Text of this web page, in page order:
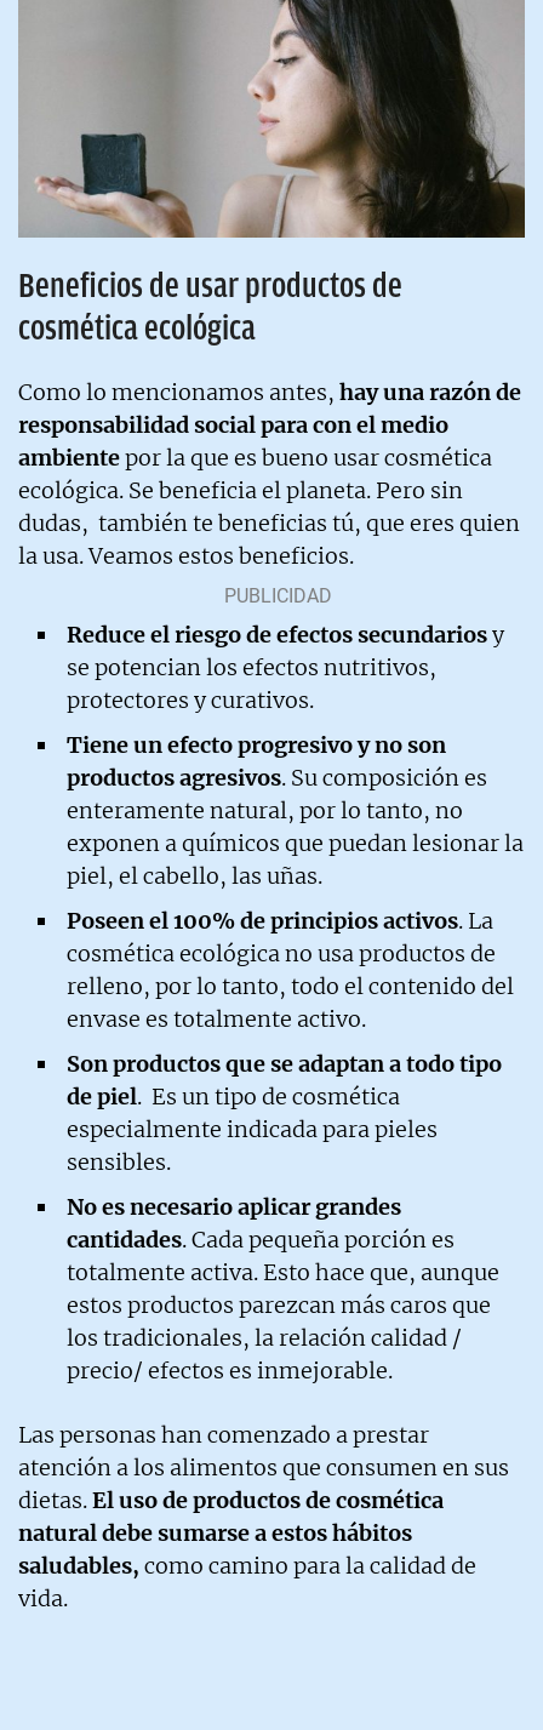
Beneficios de usar productos de
cosmética ecológica
Como lo mencionamos antes, hay una razón de
responsabilidad social para con el medio
ambientepor la que es bueno usar cosmética
ecológica. Se beneficia el planeta. Pero sin
dudas, también te beneficias tú, que eres quien
la usa. Veamos estos beneficios.
Reduce el riesgo de efectos secundariosy
se potencian los efectos nutritivos,
protectores y curativos.
Tiene un efecto progresivo y no son
productos agresivos. Su composición es
enteramente natural, por lo tanto, no
exponen a químicos que puedan lesionar la
piel, el cabello, las uñas.
Poseen el 100% de principios activos. La
cosmética ecológica no usa productos de
relleno, por lo tanto, todo el contenido del
envase es totalmente activo.
Son productos que se adaptan a todo tipo
de piel. Es un tipo de cosmética
especialmente indicada para pieles
sensibles.
No es necesario aplicar grandes
cantidades. Cada pequeña porción es
totalmente activa. Esto hace que, aunque
estos productos parezcan más caros que
los tradicionales, la relación calidad /
precio/ efectos es inmejorable.
Las personas han comenzado a prestar
atención a los alimentos que consumen en sus
dietas.El uso de productos de cosmética
natural debe sumarse a estos hábitos
saludables, como camino para la calidad de
vida.